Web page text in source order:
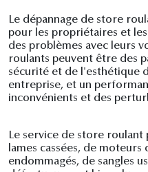
Le dépannage de store
pour les propriétaires et
des problèmes avec leurs
roulants peuvent être des
sécurité et de l'esthétique
entreprise, et un
inconvénients et des
Le service de store
lames cassées, de
endommagés, de sangles